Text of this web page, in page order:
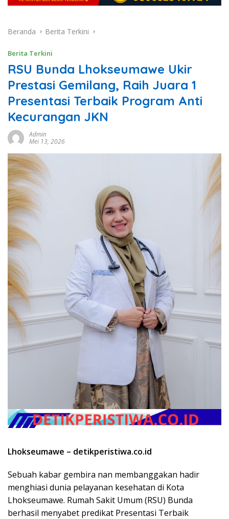
Beranda Berita Terkini
Berita Terkini
RSU Bunda Lhokseumawe Ukir
Prestasi Gemilang, Raih Juara 1
Presentasi Terbaik Program Anti
Kecurangan JKN
Admin
Mei 13, 2026
Lhokseumawe – detikperistiwa.co.id
Sebuah kabar gembira nan membanggakan hadir
menghiasi dunia pelayanan kesehatan di Kota
Lhokseumawe. Rumah Sakit Umum (RSU) Bunda
berhasil menyabet predikat Presentasi Terbaik